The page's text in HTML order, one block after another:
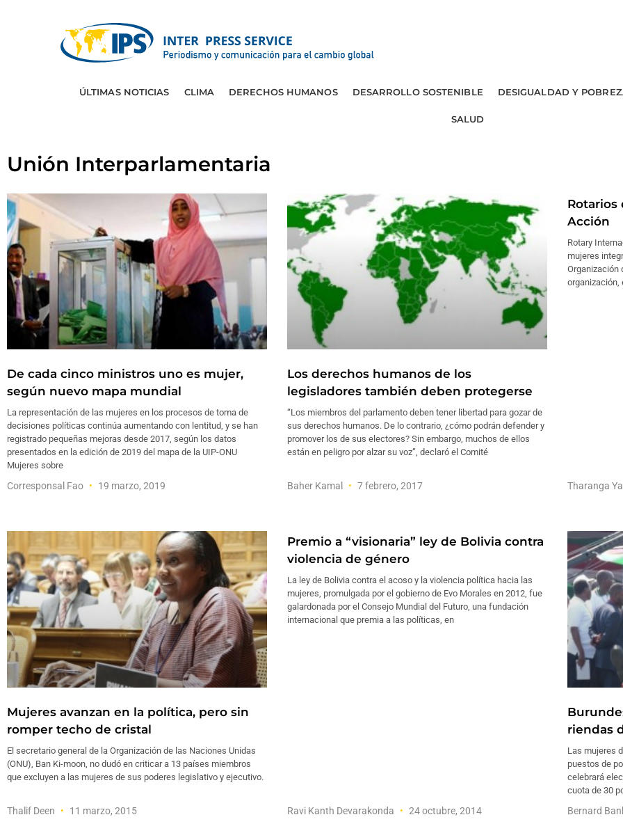
ÚLTIMAS NOTICIAS CLIMA DERECHOS HUMANOS DESARROLLO SOSTENIBLE DESIGUALDAD Y
SALUD
Unión Interparlamentaria
De cada cinco ministros uno es mujer,
según nuevo mapa mundial
La representación de las mujeres en los procesos de toma de
decisiones políticas continúa aumentando con lentitud, y se han
registrado pequeñas mejoras desde 2017, según los datos
presentados en la edición de 2019 del mapa de la UIP-ONU
Mujeres sobre
Corresponsal Fao 19 marzo, 2019
Los derechos humanos de los
legisladores también deben protegerse
“Los miembros del parlamento deben tener libertad para gozar de
sus derechos humanos. De lo contrario, ¿cómo podrán defender y
promover los de sus electores? Sin embargo, muchos de ellos
están en peligro por alzar su voz”, declaró el Comité
Baher Kamal 7 febrero, 2017
Rotarios
Acción
Rotary
mujeres
Organización
organización,
Tharanga
Mujeres avanzan en la política, pero sin
romper techo de cristal
El secretario general de la Organización de las Naciones Unidas
(ONU), Ban Ki-moon, no dudó en criticar a 13 países miembros
que excluyen a las mujeres de sus poderes legislativo y ejecutivo.
Thalif Deen 11 marzo, 2015
Premio a “visionaria” ley de Bolivia contra
violencia de género
La ley de Bolivia contra el acoso y la violencia política hacia las
mujeres, promulgada por el gobierno de Evo Morales en 2012, fue
galardonada por el Consejo Mundial del Futuro, una fundación
internacional que premia a las políticas, en
Ravi Kanth Devarakonda 24 octubre, 2014
riendas
Las mujeres
puestos de
celebrará
cuota de 30
Bernard